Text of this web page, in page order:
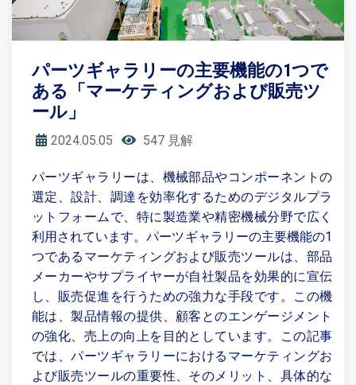
パーツギャラリーの主要機能の1つで
ある「マーケティングおよび販売ツ
ール」
2024.05.05 547 見解
パーツギャラリーは、機械部品やコンポーネントの
選定、設計、調達を効率化するためのデジタルプラ
ットフォームで、特に製造業や精密機械分野で広く
利用されています。パーツギャラリーの主要機能の1
つであるマーケティングおよび販売ツールは、部品
メーカーやサプライヤーが自社製品を効果的に宣伝
し、販売促進を行うための強力な手段です。この機
能は、製品情報の提供、顧客とのエンゲージメント
の強化、売上の向上を目的としています。この記事
では、パーツギャラリーにおけるマーケティングお
よび販売ツールの重要性、そのメリット、具体的な